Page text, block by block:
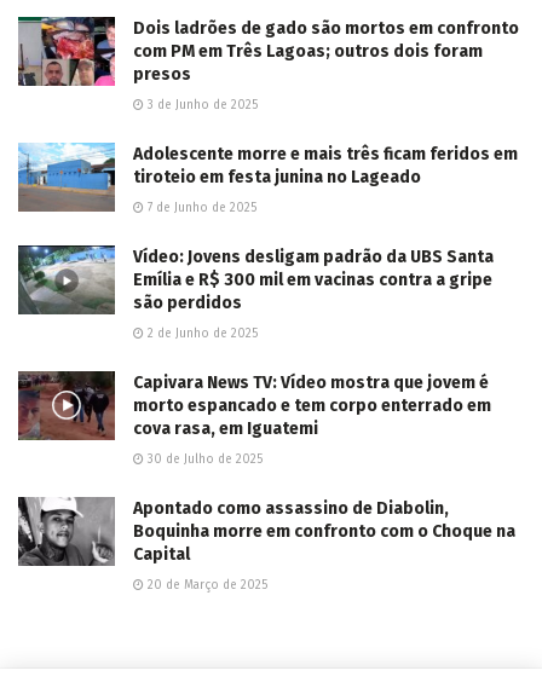
Dois ladrões de gado são mortos em confronto
com PM em Três Lagoas; outros dois foram
presos
3 de Junho de 2025
Adolescente morre e mais três ficam feridos em
tiroteio em festa junina no Lageado
7 de Junho de 2025
Vídeo: Jovens desligam padrão da UBS Santa
Emília e R$ 300 mil em vacinas contra a gripe
são perdidos
2 de Junho de 2025
Capivara News TV: Vídeo mostra que jovem é
morto espancado e tem corpo enterrado em
cova rasa, em Iguatemi
30 de Julho de 2025
Apontado como assassino de Diabolin,
Boquinha morre em confronto com o Choque na
Capital
20 de Março de 2025